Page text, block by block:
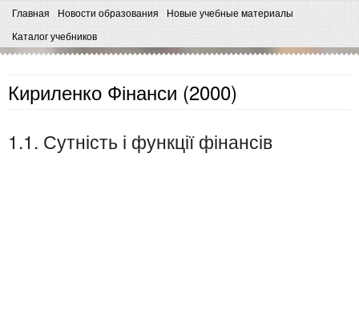
Главная Новости образования
Новые учебные материалы
Каталог учебников
Кириленко Фінанси (2000)
1.1. Сутність і функції фінансів